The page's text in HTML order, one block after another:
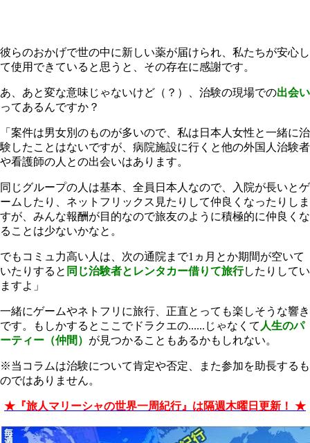
彼らのおかげで世の中に新しい薬が届けられ、私たちが安心し
て使用できていると思うと、その存在に感謝です。
あ、あと変な意味じゃないけど（？）、治験の現場での出会い
ってあるんですか？
「案件は男女別のものが多いので、私は日本人女性と一緒に治
験したことはないですが、病院施設に行くと他の外国人治験者
や看護師の人との出会いはあります。
同じグループの人は基本、全員日本人なので、入院が長いとゲ
ームしたり、ネットフリックス見たりして仲良くなったりしま
すが、みんな報酬が目的なので旅友のように積極的に仲良くな
ることは少ないかなと。
でもコミュ力高い人は、次の通院まで1ヵ月とか期間が空いて
いたりすると 同じ治験者とレンタカー借りて旅行したりしてい
ますよ」
一緒にゲームやネトフリに旅行、正直とっても楽しそうな響き
です。もしかするとここでドラクエの......じゃなくて 人生のパ
ーティー（仲間） が見つかることもあるかもしれない。
※当コラムは治験について肯定や否定、また参加を助長するも
のではありません。
★『旅人マリーシャの世界一周紀行』は隔週木曜日更新！ ★